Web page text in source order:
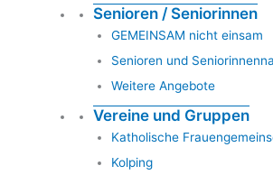
Senioren / Seniorinnen
GEMEINSAM nicht einsam
Senioren und
Weitere Angebote
Vereine und Gruppen
Katholische
Kolping